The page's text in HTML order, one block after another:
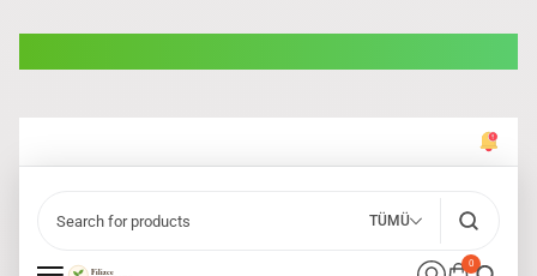
0
TÜMÜ